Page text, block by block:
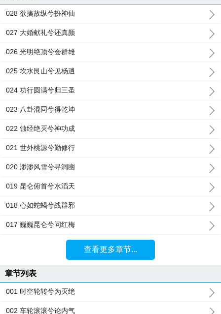
028 欲擒故纵兮扮神仙
027 大婚献礼兮还真颜
026 光明绝顶兮会群雄
025 坎水艮山兮见杨逍
024 功行圆满兮归三圣
023 八卦混同兮得乾坤
022 蚀经绝灭兮神功成
021 世外桃源兮勤修行
020 渺渺风雪兮寻洞幽
019 昆仑俯首兮水滔天
018 心如蛇蝎兮战群邪
017 巍巍昆仑兮问红梅
查看更多章节...
章节列表
001 时空轮转兮为灭绝
002 车轮滚滚兮论内气